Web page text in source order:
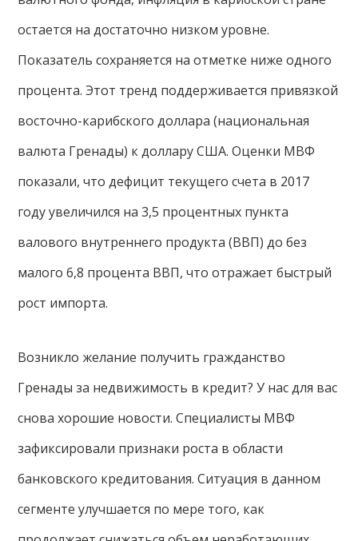
остается на достаточно низком уровне.
Показатель сохраняется на отметке ниже одного
процента. Этот тренд поддерживается привязкой
восточно-карибского доллара (национальная
валюта Гренады) к доллару США. Оценки МВФ
показали, что дефицит текущего счета в 2017
году увеличился на 3,5 процентных пункта
валового внутреннего продукта (ВВП) до без
малого 6,8 процента ВВП, что отражает быстрый
рост импорта.
Возникло желание получить гражданство
Гренады за недвижимость в кредит? У нас для вас
снова хорошие новости. Специалисты МВФ
зафиксировали признаки роста в области
банковского кредитования. Ситуация в данном
сегменте улучшается по мере того, как